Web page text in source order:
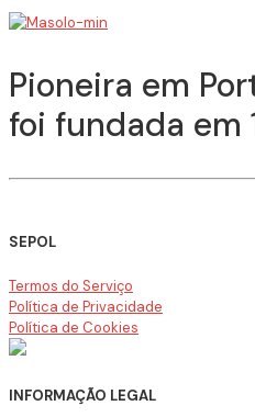
Pioneira em
foi fundada em
SEPOL
Termos do Serviço
Política de Privacidade
Política de Cookies
INFORMAÇÃO LEGAL